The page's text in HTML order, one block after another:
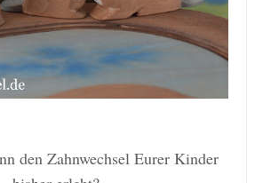
den Zahnwechsel Eurer Kinder